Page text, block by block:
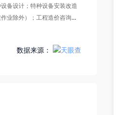
备设计；特种设备安装改造
业除外）；工程造价咨询业
目：工程管理服务；招投标
务（不含劳务派遣）；环保
数据来源：